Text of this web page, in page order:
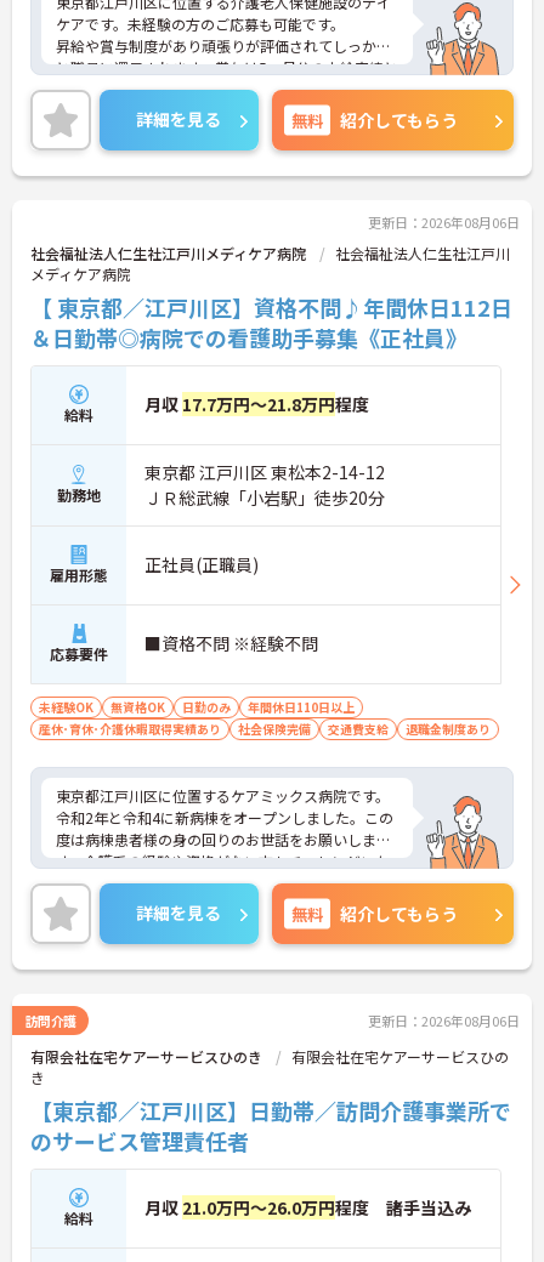
ケアです。未経験の方のご応募も可能です。
昇給や賞与制度があり頑張りが評価されてしっかり
と職員に還元されます。賞与は5ヶ月分の支給実績と
嬉しい高待遇です。
各種手当も充実しておりますので、安心してご就業
いただけます。
ご興味のある方には、面接対策ポイントなど、さら
に詳細をお話しいたしますのでお気軽にご相談くだ
詳細を見る 無料 紹介してもらう
更新日：2026年08月06日
社会福祉法人仁生社江戸川メディケア病院
社会福祉法人仁生社江戸川
メディケア病院
【 東京都／江戸川区】資格不問♪年間休日112日
＆日勤帯◎病院での看護助手募集《正社員》
給料 月収 17.7万円～21.8万円程度
勤務地
東京都 江戸川区 東松本2-14-12
ＪＲ総武線「小岩駅」徒歩20分
雇用形態 正社員(正職員)
応募要件 ■資格不問 ※経験不問
未経験OK 無資格OK 日勤のみ
年間休日110日以上
産休･育休･介護休暇取得実績あり
社会保険完備 交通費支給 退職金制度あり
東京都江戸川区に位置するケアミックス病院です。
令和2年と令和4に新病棟をオープンしました。この
度は病棟患者様の身の回りのお世話をお願いしま
す。介護系の経験や資格がない方もチャレンジいた
だけます。日勤のみのご勤務ですので、無理なく働
けます。ご興味ある方には、面接対策ポイントな
ど、さらに詳細をお話しいたしますのでお気軽にご
相談ください！
詳細を見る 無料 紹介してもらう
訪問介護 更新日：2026年08月06日
有限会社在宅ケアーサービスひのき
有限会社在宅ケアーサービスひの
き
【東京都／江戸川区】日勤帯／訪問介護事業所で
のサービス管理責任者
給料 月収 21.0万円～26.0万円程度 諸手当込み